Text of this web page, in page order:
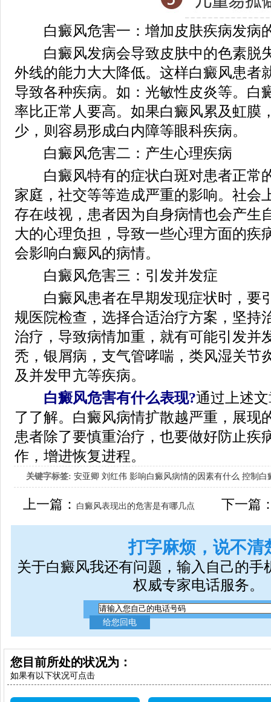
白癜风危害一：增加皮肤疾病发病
白癜风发病会导致皮肤中的色素脱
外线的能力大大降低。这样白癜风患者
导致各种疾病。如：光敏性皮炎等。白
率比正常人要高。如果白癜风累及虹膜
少，则容易形成白内障等眼科疾病。
白癜风危害二：产生心理疾病
白癜风特有的症状白斑对患者正常
家庭，社交等等造成严重的影响。社会
存在歧视，患者因为自身病情也会产生
大的心理负担，导致一些心理方面的疾
会影响白癜风的病情。
白癜风危害三：引发并发症
白癜风患者在早期发现症状时，要
规医院检查，选择合适治疗方案，坚持
治疗，导致病情加重，就有可能引发并
秃，银屑病，支气管哮喘，类风湿关节
及并发甲亢等疾病。
白癜风危害有什么表现?通过上述
了了解。白癜风病情扩散越严重，展现
患者除了要慎重治疗，也要做好防止疾
作，增进恢复进程。
关键字标签: 安亚卿 刘红伟 影响白癜风病情的因素有什么 控制白
女生应该如何治疗呢
上一篇： 白癜风表现出的危害是有哪几点 下一篇
打字麻烦，说不清
关于白癜风我还有问题，输入自己的手
权威专家电话服务。
您目前所处的状况为：
如果有以下状况可点击